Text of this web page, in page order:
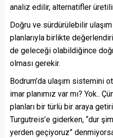
analiz edilir, alternatifler
Doğru ve sürdürülebilir
planlarıyla birlikte
de geleceği olabildiğince
olması gerekir.
Bodrum’da ulaşım sistemini
imar planımız var mı? Yok..
planları bir türlü bir araya
Turgutreis’e giderken, “dur
yerden geçiyoruz”